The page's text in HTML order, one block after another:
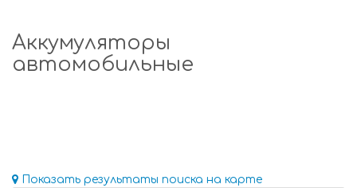
Аккумуляторы
автомобильные
Показать результаты поиска на карте